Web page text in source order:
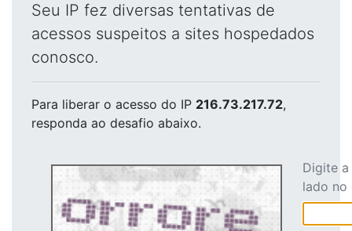
Seu IP fez diversas tentativas de
acessos suspeitos a sites hospedados
conosco.
Para liberar o acesso do IP 216.73.217.72,
responda ao desafio abaixo.
Digite
lado no